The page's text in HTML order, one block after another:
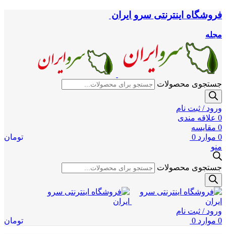
فروشگاه اینترنتی سرو ایران
مجله
جستجوی محصولات
ورود / ثبت نام
0 علاقه مندی
0 مقایسه
0 موارد 0
تومان
منو
جستجوی محصولات
ورود / ثبت نام
0 موارد 0 تومان